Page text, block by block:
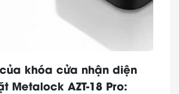
khóa cửa nhận diện
Metalock AZT-18 Pro: